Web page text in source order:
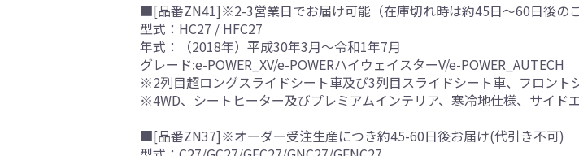
■[品番ZN41]※2-3営業日でお届け可能（在庫切れ時は約45日～60日後のご
型式：HC27 / HFC27
年式：（2018年）平成30年3月～令和1年7月
グレード:e-POWER_XV/e-POWERハイウェイスターV/e-POWER_AUTECH
※2列目超ロングスライドシート車及び3列目スライドシート車、フロント
※4WD、シートヒーター及びプレミアムインテリア、寒冷地仕様、サイド
■[品番ZN37]※オーダー受注生産につき約45-60日後お届け(代引き不可)